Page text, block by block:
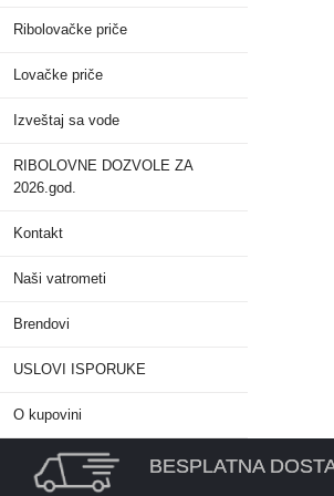
Ribolovačke priče
Lovačke priče
Izveštaj sa vode
RIBOLOVNE DOZVOLE ZA
2026.god.
Kontakt
Naši vatrometi
Brendovi
USLOVI ISPORUKE
O kupovini
BESPLATNA